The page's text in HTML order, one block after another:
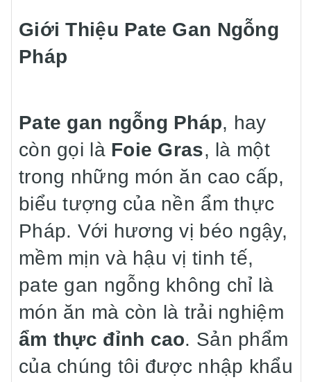
Giới Thiệu Pate Gan Ngỗng
Pháp
Pate gan ngỗng Pháp, hay
còn gọi là Foie Gras, là một
trong những món ăn cao cấp,
biểu tượng của nền ẩm thực
Pháp. Với hương vị béo ngậy,
mềm mịn và hậu vị tinh tế,
pate gan ngỗng không chỉ là
món ăn mà còn là trải nghiệm
ẩm thực đỉnh cao. Sản phẩm
của chúng tôi được nhập khẩu